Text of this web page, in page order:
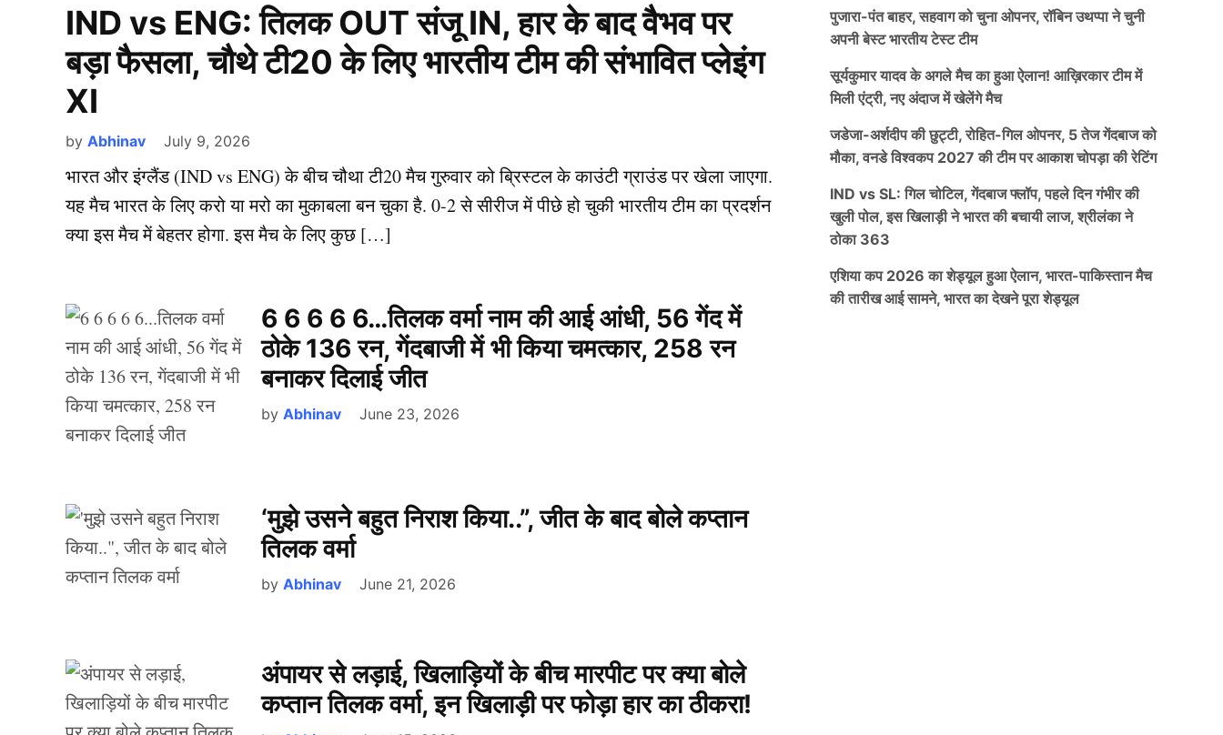
IND vs ENG: तिलक OUT संजू IN, हार के बाद वैभव पर
बड़ा फैसला, चौथे टी20 के लिए भारतीय टीम की संभावित प्लेइंग
XI
by Abhinav July 9, 2026
भारत और इंग्लैंड (IND vs ENG) के बीच चौथा टी20 मैच गुरुवार को ब्रिस्टल के काउंटी ग्राउंड पर खेला जाएगा.
यह मैच भारत के लिए करो या मरो का मुकाबला बन चुका है. 0-2 से सीरीज में पीछे हो चुकी भारतीय टीम का प्रदर्शन
क्या इस मैच में बेहतर होगा. इस मैच के लिए कुछ […]
6 6 6 6 6…तिलक वर्मा नाम की आई आंधी, 56 गेंद में
ठोके 136 रन, गेंदबाजी में भी किया चमत्कार, 258 रन
बनाकर दिलाई जीत
by Abhinav June 23, 2026
‘मुझे उसने बहुत निराश किया..”, जीत के बाद बोले कप्तान
तिलक वर्मा
by Abhinav June 21, 2026
अंपायर से लड़ाई, खिलाड़ियों के बीच मारपीट पर क्या बोले
कप्तान तिलक वर्मा, इन खिलाड़ी पर फोड़ा हार का ठीकरा!
पुजारा-पंत बाहर, सहवाग को चुना ओपनर, रॉबिन उथप्पा ने चुनी
अपनी बेस्ट भारतीय टेस्ट टीम
सूर्यकुमार यादव के अगले मैच का हुआ ऐलान! आख़िरकार टीम में
मिली एंट्री, नए अंदाज में खेलेंगे मैच
जडेजा-अर्शदीप की छुट्टी, रोहित-गिल ओपनर, 5 तेज गेंदबाज को
मौका, वनडे विश्वकप 2027 की टीम पर आकाश चोपड़ा की रेटिंग
IND vs SL: गिल चोटिल, गेंदबाज फ्लॉप, पहले दिन गंभीर की
खुली पोल, इस खिलाड़ी ने भारत की बचायी लाज, श्रीलंका ने
ठोका 363
एशिया कप 2026 का शेड्यूल हुआ ऐलान, भारत-पाकिस्तान मैच
की तारीख आई सामने, भारत का देखने पूरा शेड्यूल